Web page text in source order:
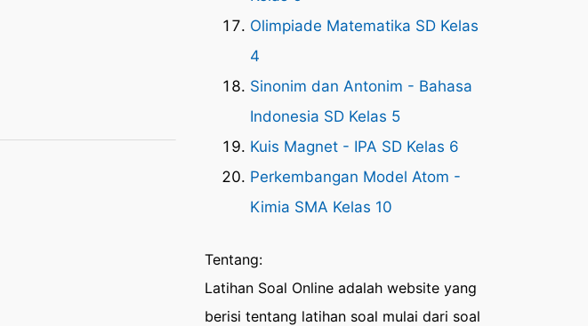
Olimpiade Matematika SD Kelas
4
Sinonim dan Antonim - Bahasa
Indonesia SD Kelas 5
Kuis Magnet - IPA SD Kelas 6
Perkembangan Model Atom -
Kimia SMA Kelas 10
Tentang:
Latihan Soal Online adalah website yang
berisi tentang latihan soal mulai dari soal